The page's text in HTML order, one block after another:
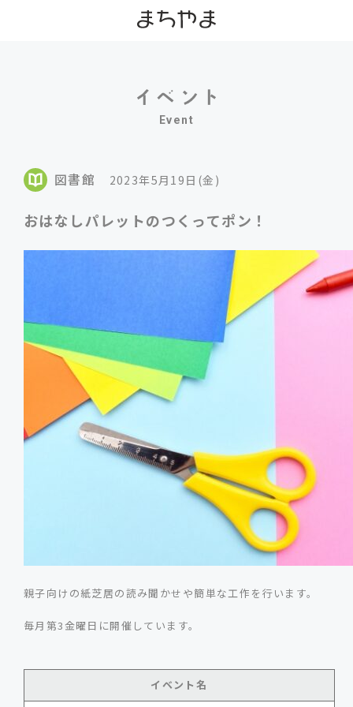
Event
図書館 2023年5月19日(金)
おはなしパレットのつくってポン！
親子向けの紙芝居の読み聞かせや簡単な工作を行います。
毎月第3金曜日に開催しています。
イベント名